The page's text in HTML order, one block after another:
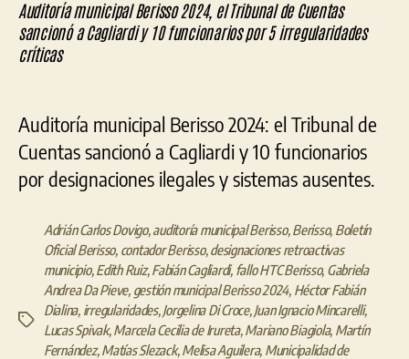
Auditoría municipal Berisso 2024: el Tribunal de
Cuentas sancionó a Cagliardi y 10 funcionarios
por designaciones ilegales y sistemas ausentes.
Etiquetas
Adrián Carlos Dovigo, auditoría municipal Berisso, Berisso, Boletín
Oficial Berisso, contador Berisso, designaciones retroactivas
municipio, Edith Ruiz, Fabián Cagliardi, fallo HTC Berisso, Gabriela
Andrea Da Pieve, gestión municipal Berisso 2024, Héctor Fabián
Dialina, irregularidades, Jorgelina Di Croce, Juan Ignacio Mincarelli,
Lucas Spivak, Marcela Cecilia de Irureta, Mariano Biagiola, Martín
Fernández, Matías Slezack, Melisa Aguilera, Municipalidad de